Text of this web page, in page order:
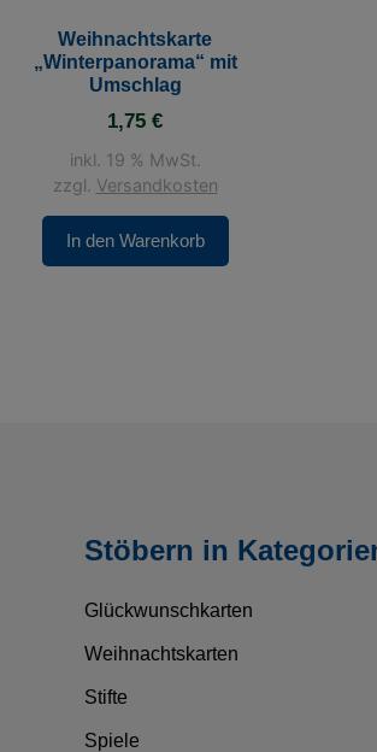
Weihnachtskarte
„Winterpanorama“ mit
Umschlag
1,75 €
inkl. 19 % MwSt.
zzgl. Versandkosten
In den Warenkorb
Stöbern in
Glückwunschkarten
Weihnachtskarten
Stifte
Spiele